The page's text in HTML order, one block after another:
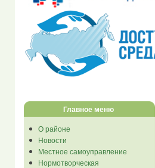
Главное меню
О районе
Новости
Местное самоуправление
Нормотворческая